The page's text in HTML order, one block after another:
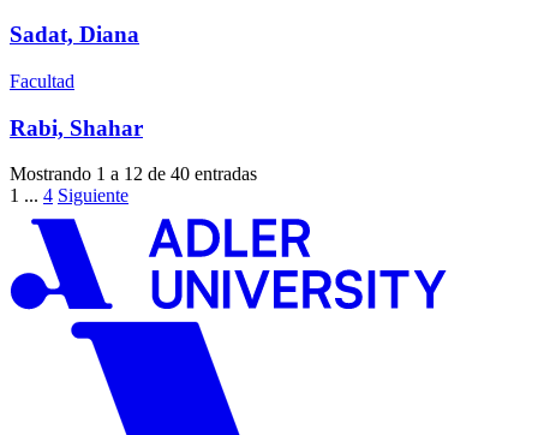
Sadat, Diana
Facultad
Rabi, Shahar
Mostrando 1 a 12 de 40 entradas
1 ... 4 Siguiente